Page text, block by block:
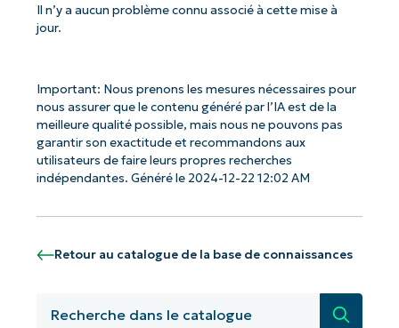
Il n’y a aucun problème connu associé à cette mise à
jour.
Important: Nous prenons les mesures nécessaires pour
nous assurer que le contenu généré par l’IA est de la
meilleure qualité possible, mais nous ne pouvons pas
garantir son exactitude et recommandons aux
utilisateurs de faire leurs propres recherches
indépendantes. Généré le 2024-12-22 12:02 AM
Retour au catalogue de la base de connaissances
Commencez avec les analyses de KB
pilotées par l'IA de NinjaOne !
First
email*
number*